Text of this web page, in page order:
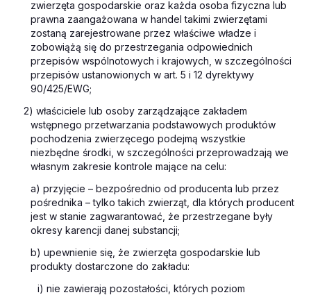
zwierzęta gospodarskie oraz każda osoba fizyczna lub
prawna zaangażowana w handel takimi zwierzętami
zostaną zarejestrowane przez właściwe władze i
zobowiążą się do przestrzegania odpowiednich
przepisów wspólnotowych i krajowych, w szczególności
przepisów ustanowionych w art. 5 i 12 dyrektywy
90/425/EWG;
2) właściciele lub osoby zarządzające zakładem
wstępnego przetwarzania podstawowych produktów
pochodzenia zwierzęcego podejmą wszystkie
niezbędne środki, w szczególności przeprowadzają we
własnym zakresie kontrole mające na celu:
a) przyjęcie – bezpośrednio od producenta lub przez
pośrednika – tylko takich zwierząt, dla których producent
jest w stanie zagwarantować, że przestrzegane były
okresy karencji danej substancji;
b) upewnienie się, że zwierzęta gospodarskie lub
produkty dostarczone do zakładu:
i) nie zawierają pozostałości, których poziom